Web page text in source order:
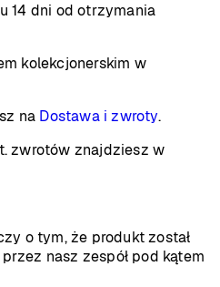
14 dni od otrzymania
kolekcjonerskim w
na Dostawa i zwroty.
zwrotów znajdziesz w
o tym, że produkt został
nasz zespół pod kątem